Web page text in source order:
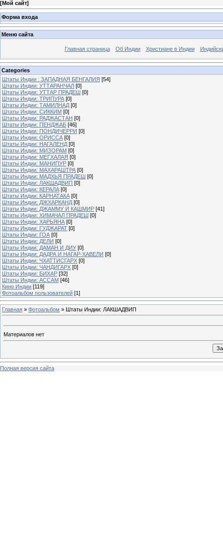
[Мой сайт]
Форма входа
Меню сайта
Главная страница Об Индии Христиане в Индии
Categories
Штаты Индии : ЗАПАДНАЯ БЕНГАЛИЯ [54]
Штаты Индии: УТТАРАНЧАЛ [0]
Штаты Индии: УТТАР ПРАДЕШ [0]
Штаты Индии: ТРИПУРА [0]
Штаты Индии: ТАМИЛНАД [0]
Штаты Индии: СИККИМ [0]
Штаты Индии: РАДЖАСТАН [0]
Штаты Индии: ПЕНДЖАБ [46]
Штаты Индии: ПОНДИЧЕРРИ [0]
Штаты Индии: ОРИССА [0]
Штаты Индии: НАГАЛЕНД [0]
Штаты Индии: МИЗОРАМ [0]
Штаты Индии: МЕГХАЛАЯ [0]
Штаты Индии: МАНИПУР [0]
Штаты Индии: МАХАРАШТРА [0]
Штаты Индии: МАДХЬЯ ПРАДЕШ [0]
Штаты Индии: ЛАКШАДВИП [0]
Штаты Индии: КЕРАЛА [0]
Штаты Индии: КАРНАТАКА [0]
Штаты Индии: ДЖХАРКАНД [0]
Штаты Индии: ДЖАММУ И КАШМИР [41]
Штаты Индии: ХИМАЧАЛ ПРАДЕШ [0]
Штаты Индии: ХАРЬЯНА [0]
Штаты Индии: ГУДЖАРАТ [0]
Штаты Индии: ГОА [0]
Штаты Индии: ДЕЛИ [0]
Штаты Индии: ДАМАН И ДИУ [0]
Штаты Индии: ДАДРА И НАГАР-ХАВЕЛИ [0]
Штаты Индии: ЧХАТТИСГАРХ [0]
Штаты Индии: ЧАНДИГАРХ [0]
Штаты Индии: БИХАР [32]
Штаты Индии: АССАМ [46]
Кино Индии [119]
Фотоальбом пользователей [1]
Главная » Фотоальбом » Штаты Индии: ЛАКШАДВИП
Материалов нет
Полная версия сайта